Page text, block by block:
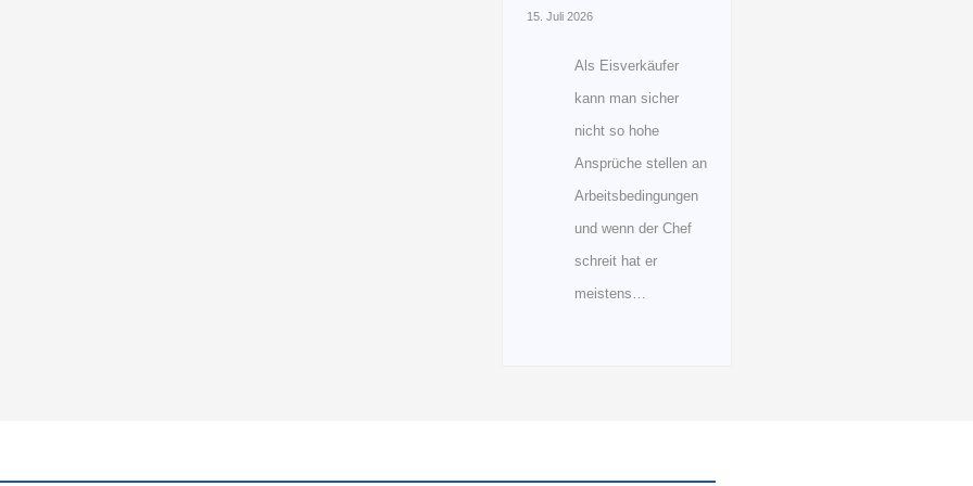
15. Juli 2026
Als Eisverkäufer
kann man sicher
nicht so hohe
Ansprüche stellen an
Arbeitsbedingungen
und wenn der Chef
schreit hat er
meistens…